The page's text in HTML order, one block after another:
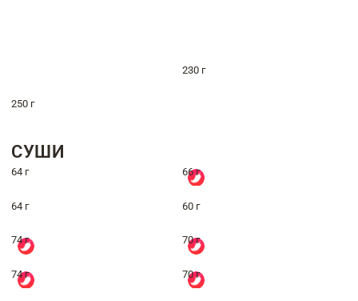
230 г
250 г
СУШИ
64 г 66 г
64 г 60 г
74 г 70 г
74 г 70 г